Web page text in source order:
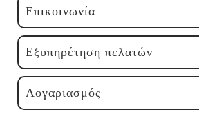
Επικοινωνία
Εξυπηρέτηση πελατών
Λογαριασμός